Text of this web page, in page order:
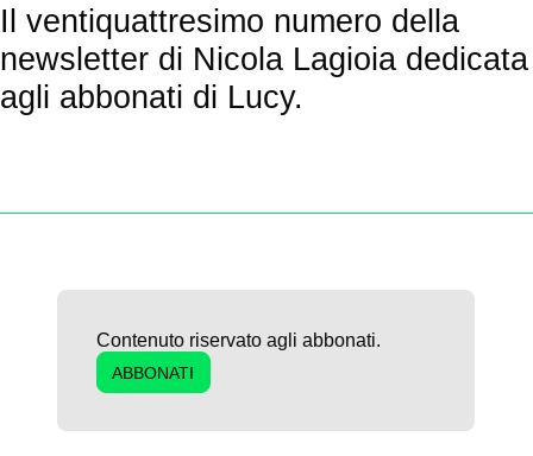
Il ventiquattresimo numero della
newsletter di Nicola Lagioia dedicata
agli abbonati di Lucy.
Contenuto riservato agli abbonati.
ABBONATI